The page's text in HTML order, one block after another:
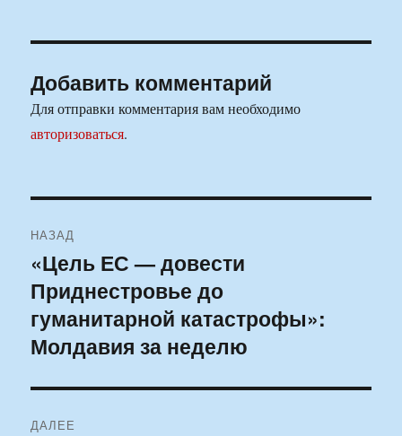
Добавить комментарий
Для отправки комментария вам необходимо
авторизоваться.
по
записям
НАЗАД
Предыдущая
запись:
«Цель ЕС — довести
Приднестровье до
гуманитарной катастрофы»:
Молдавия за неделю
ДАЛЕЕ